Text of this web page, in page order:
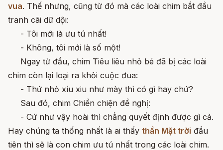
vua. Thế nhưng, cũng từ đó mà các loài chim bắt đầu
tranh cãi dữ dội:
- Tôi mới là ưu tú nhất!
- Không, tôi mới là số một!
Ngay từ đầu, chim Tiêu liêu nhỏ bé đã bị các loài
chim còn lại loại ra khỏi cuộc đua:
- Thứ nhỏ xíu xiu như mày thì có gì hay chứ?
Sau đó, chim Chiền chiện đề nghị:
- Cứ như vậy hoài thì chẳng quyết định được gì cả.
Hay chúng ta thống nhất là ai thấy thần Mặt trời đầu
tiên thì sẽ là con chim ưu tú nhất trong các loài chim.